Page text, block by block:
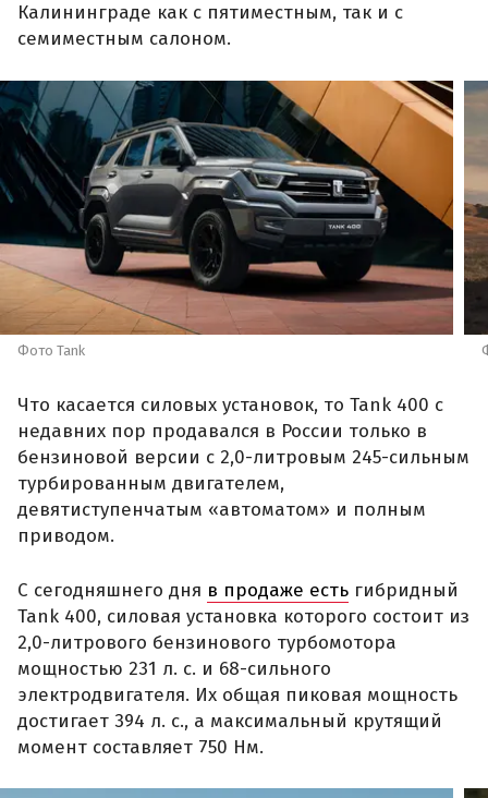
Калининграде как с пятиместным, так и с
семиместным салоном.
Фото Tank
Что касается силовых установок, то Tank 400 с
недавних пор продавался в России только в
бензиновой версии с 2,0-литровым 245-сильным
турбированным двигателем,
девятиступенчатым «автоматом» и полным
приводом.
С сегодняшнего дня в продаже есть гибридный
Tank 400, силовая установка которого состоит из
2,0-литрового бензинового турбомотора
мощностью 231 л. с. и 68-сильного
электродвигателя. Их общая пиковая мощность
достигает 394 л. с., а максимальный крутящий
момент составляет 750 Нм.